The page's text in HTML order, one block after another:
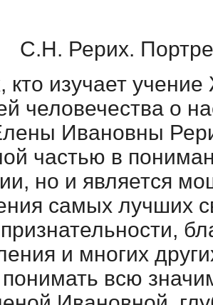
С.Н. Рерих.
кто изучает
человечества о
Ивановны
частью в
но и является
самых лучших
и многих
понимать всю